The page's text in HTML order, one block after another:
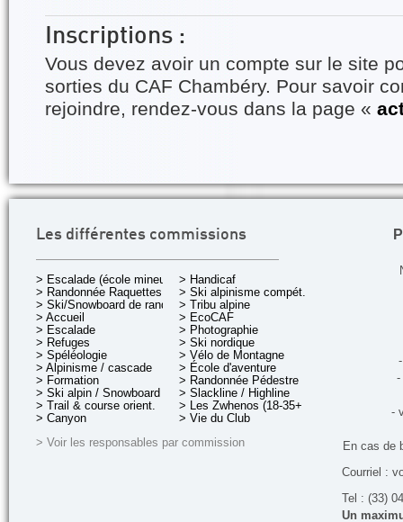
Inscriptions :
Vous devez avoir un compte sur le site
sorties du CAF Chambéry. Pour savoir
rejoindre, rendez-vous dans la page «
Les différentes commissions
> Escalade (école mineurs)
> Randonnée Raquettes
> Ski/Snowboard de rando.
> Accueil
> Escalade
> Refuges
> Spéléologie
> Alpinisme / cascade
> Formation
> Ski alpin / Snowboard
> Trail & course orient.
> Canyon
> Handicaf
> Ski alpinisme compét.
> Tribu alpine
> EcoCAF
> Photographie
> Ski nordique
> Vélo de Montagne
> École d'aventure
> Randonnée Pédestre
> Slackline / Highline
> Les Zwhenos (18-35+ ans)
> Vie du Club
> Voir les responsables par commission
-
-
En cas de
Courriel :
Tel : (33)
Un